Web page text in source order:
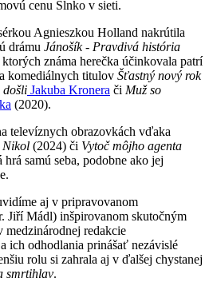
cenu Slnko v sieti.
Agnieszkou Holland nakrútila
drámu Jánošík - Pravdivá história
známa herečka účinkovala patrí
komediálnych titulov Šťastný nový rok
došli Jakuba Kronera či Muž so
(2020).
televíznych obrazovkách vďaka
Nikol (2024) či Vytoč môjho agenta
samú seba, podobne ako jej
aj v pripravovanom
Jiří Mádl) inšpirovanom skutočným
redakcie
ich odhodlania prinášať nezávislé
rolu si zahrala aj v ďalšej chystanej
smrtihlav.